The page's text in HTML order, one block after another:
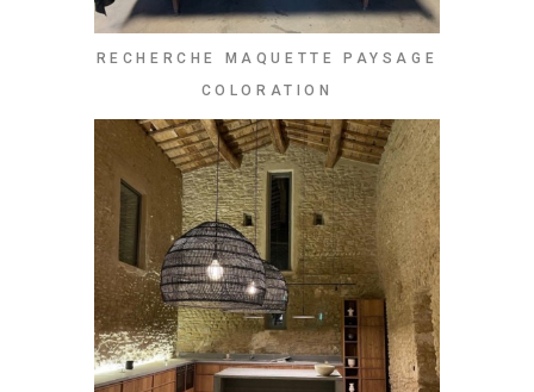
RECHERCHE MAQUETTE PAYSAGE
COLORATION